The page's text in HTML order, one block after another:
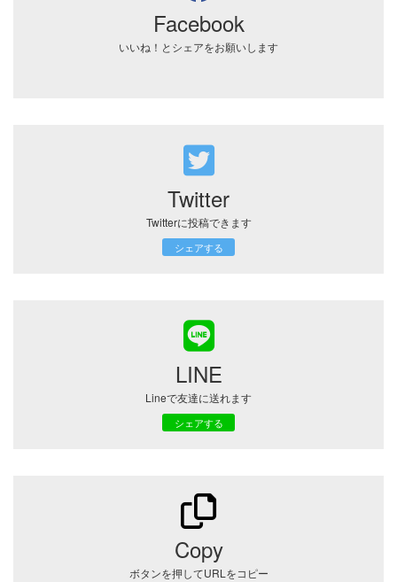
Facebook
いいね！とシェアをお願いします
Twitter
Twitterに投稿できます
シェアする
LINE
Lineで友達に送れます
シェアする
Copy
ボタンを押してURLをコピー